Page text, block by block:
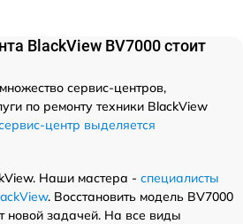
BlackView BV7000 стоит
сервис-центров,
по ремонту техники BlackView
центр выделяется
Наши мастера - специалисты
. Восстановить модель BV7000
новой задачей. На все виды